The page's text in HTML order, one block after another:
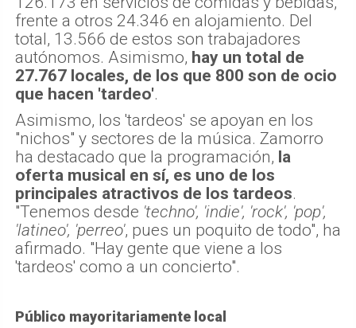
frente a otros 24.346 en alojamiento. Del
total, 13.566 de estos son trabajadores
autónomos. Asimismo, hay un total de
27.767 locales, de los que 800 son de ocio
que hacen 'tardeo'.
Asimismo, los 'tardeos' se apoyan en los
"nichos" y sectores de la música. Zamorro
ha destacado que la programación, la
oferta musical en sí, es uno de los
principales atractivos de los tardeos.
"Tenemos desde 'techno', 'indie', 'rock', 'pop',
'latineo', 'perreo', pues un poquito de todo", ha
afirmado. "Hay gente que viene a los
'tardeos' como a un concierto".
Público mayoritariamente local